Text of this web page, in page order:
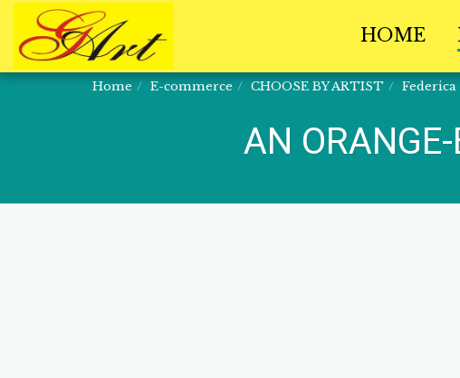
HOME
Home E-commerce CHOOSE BY ARTIST
AN